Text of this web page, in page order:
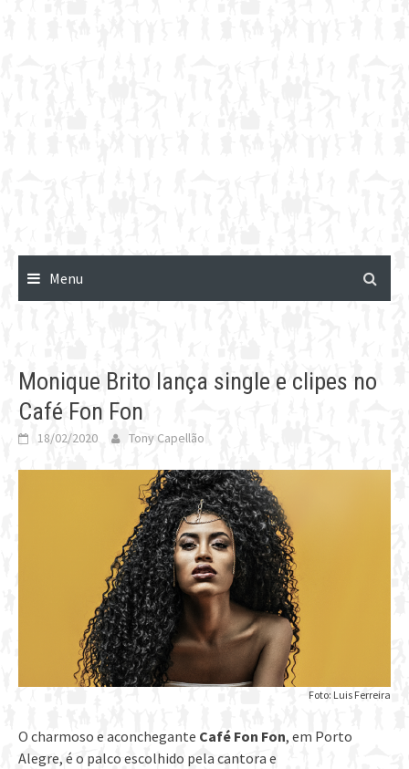
Menu
Monique Brito lança single e clipes no
Café Fon Fon
18/02/2020 Tony Capellão
Foto: Luis Ferreira
O charmoso e aconchegante Café Fon Fon, em Porto
Alegre, é o palco escolhido pela cantora e